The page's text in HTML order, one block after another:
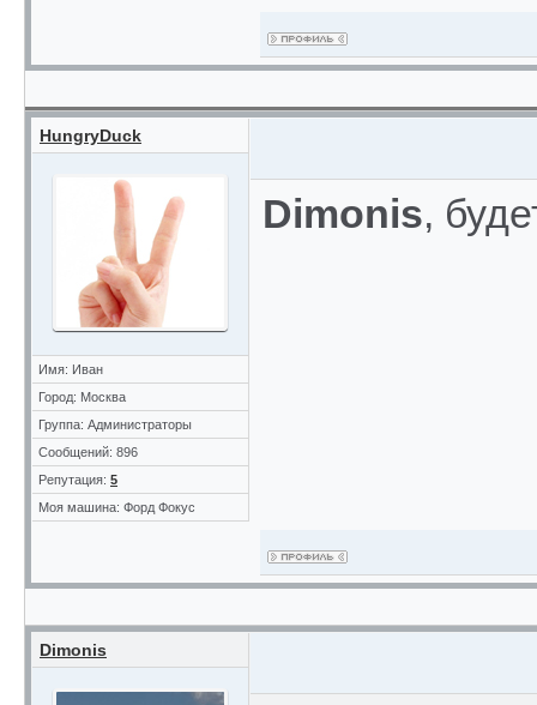
HungryDuck
Имя: Иван
Город: Москва
Группа: Администраторы
Сообщений: 896
Репутация: 5
Моя машина: Форд Фокус
Dimonis,
Dimonis